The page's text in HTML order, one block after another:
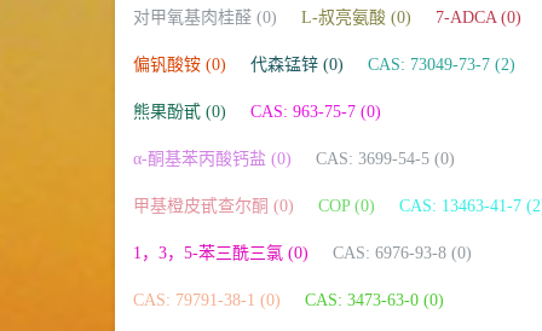
对甲氧基肉桂醛 (0) L-叔亮氨酸 (0) 7-ADCA (0)
偏钒酸铵 (0) 代森锰锌 (0) CAS: 73049-73-7 (2)
熊果酚甙 (0) CAS: 963-75-7 (0)
α-酮基苯丙酸钙盐 (0) CAS: 3699-54-5 (0)
甲基橙皮甙查尔酮 (0) COP (0) CAS: 13463-41-7
1，3，5-苯三酰三氯 (0) CAS: 6976-93-8 (0)
CAS: 79791-38-1 (0) CAS: 3473-63-0 (0)